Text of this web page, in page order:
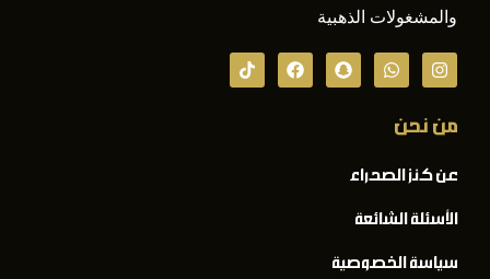
والمشغولات الذهبية
من نحن
عن كنز الصحراء
الأسئلة الشائعة
سياسة الخصوصية